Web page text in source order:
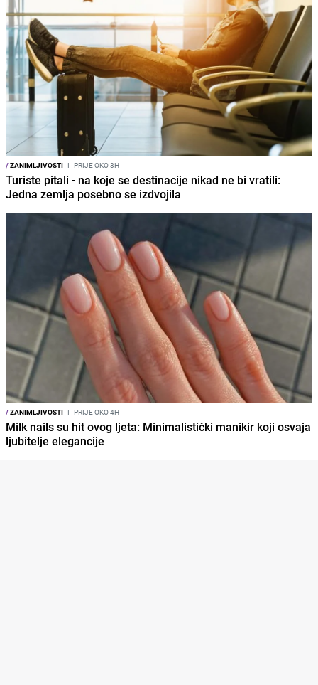
/ZANIMLJIVOSTI I PRIJE OKO 3H
Turiste pitali - na koje se destinacije nikad ne bi vratili:
Jedna zemlja posebno se izdvojila
/ZANIMLJIVOSTI I PRIJE OKO 4H
Milk nails su hit ovog ljeta: Minimalistički manikir koji osvaja
ljubitelje elegancije